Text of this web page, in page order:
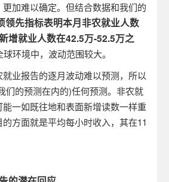
加难以确定。但结合数据和我们的
领先指标表明本月非农就业人数
增就业人数在42.5万-52.5万之
环境中，波动范围较大。
业报告的逐月波动难以预测，所以
们的预测在内的)任何预测。非农就
一如既往地和表面新增读数一样重
方面就是平均每小时收入，其在11